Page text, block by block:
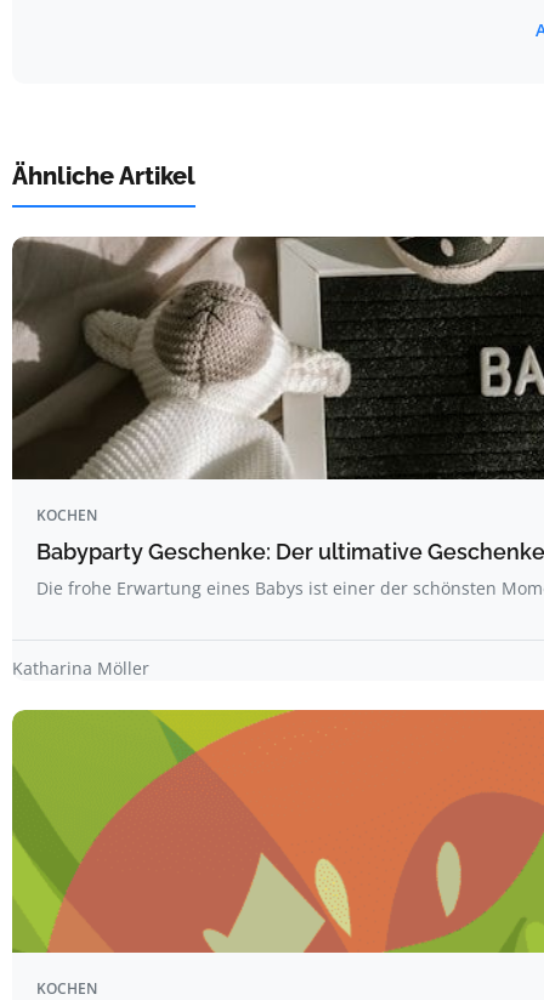
Ähnliche Artikel
KOCHEN
Babyparty Geschenke: Der ultimative
Die frohe Erwartung eines Babys ist einer der schönsten
Katharina Möller
KOCHEN